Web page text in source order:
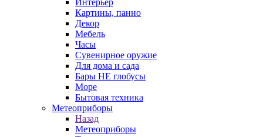
Интерьер
Картины, панно
Декор
Мебель
Часы
Сувенирное оружие
Для дома и сада
Бары НЕ глобусы
Море
Бытовая техника
Метеоприборы
Назад
Метеоприборы